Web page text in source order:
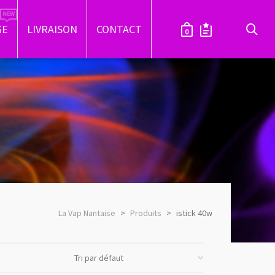
0
LIVRAISON CONTACT
La Vap Nantaise > Produits > istick 40w